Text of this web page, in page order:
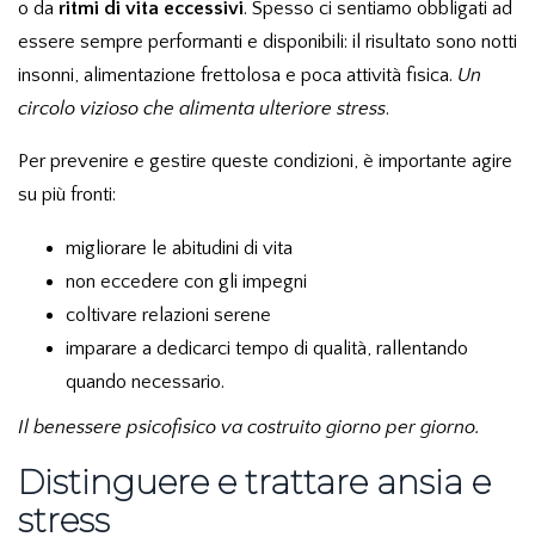
o da ritmi di vita eccessivi. Spesso ci sentiamo obbligati ad
essere sempre performanti e disponibili: il risultato sono notti
insonni, alimentazione frettolosa e poca attività fisica. Un
circolo vizioso che alimenta ulteriore stress.
Per prevenire e gestire queste condizioni, è importante agire
su più fronti:
migliorare le abitudini di vita
non eccedere con gli impegni
coltivare relazioni serene
imparare a dedicarci tempo di qualità, rallentando
quando necessario.
Il benessere psicofisico va costruito giorno per giorno.
Distinguere e trattare ansia e
stress